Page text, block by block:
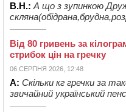
В.Н.: А що з зупинкою
Від 80 гривень за
стрибок цін на гречку
06 СЕРПНЯ 2026, 12:48
А: Скільки кг гречки за
звичайний український